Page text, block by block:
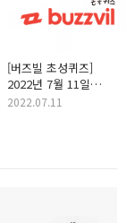
[버즈빌 초성퀴즈]
2022년 7월 11일
"뉴퍼마켓의 슬로건
2022.07.11